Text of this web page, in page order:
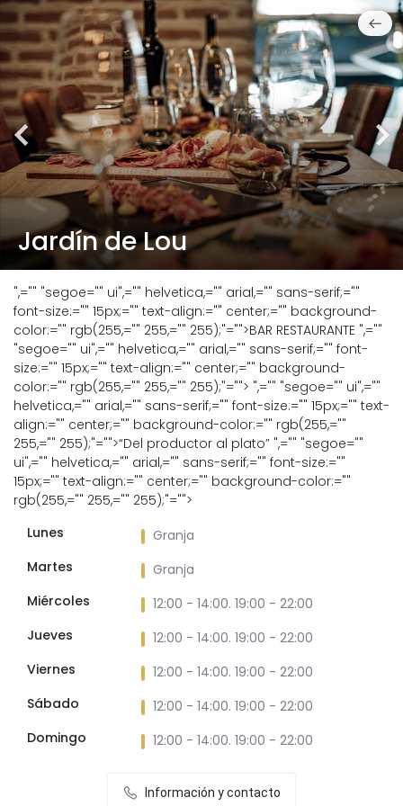
Jardín de Lou
",="" "segoe="" ui",="" helvetica,="" arial,="" sans-serif;=""
font-size:="" 15px;="" text-align:="" center;="" background-
color:="" rgb(255,="" 255,="" 255);"="">BAR RESTAURANTE ",=""
"segoe="" ui",="" helvetica,="" arial,="" sans-serif;="" font-
size:="" 15px;="" text-align:="" center;="" background-
color:="" rgb(255,="" 255,="" 255);"=""> ",="" "segoe="" ui",=""
helvetica,="" arial,="" sans-serif;="" font-size:="" 15px;="" text-
align:="" center;="" background-color:="" rgb(255,=""
255,="" 255);"="">“Del productor al plato” ",="" "segoe=""
ui",="" helvetica,="" arial,="" sans-serif;="" font-size:=""
15px;="" text-align:="" center;="" background-color:=""
rgb(255,="" 255,="" 255);"="">
Lunes
Granja
Martes
Granja
Miércoles
12:00 - 14:00. 19:00 - 22:00
Jueves
12:00 - 14:00. 19:00 - 22:00
Viernes
12:00 - 14:00. 19:00 - 22:00
Sábado
12:00 - 14:00. 19:00 - 22:00
Domingo
12:00 - 14:00. 19:00 - 22:00
Información y contacto